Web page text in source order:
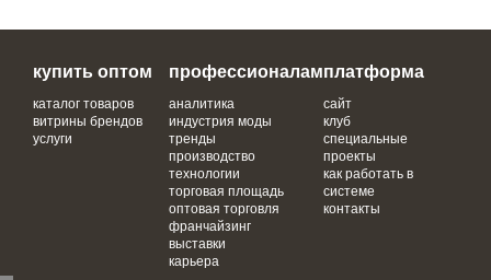
купить оптом
каталог товаров
витрины брендов
услуги
профессионалам
аналитика
индустрия моды
тренды
производство
технологии
торговая площадь
оптовая торговля
франчайзинг
выставки
карьера
платформа
сайт
клуб
специальные
проекты
как работать в
системе
контакты